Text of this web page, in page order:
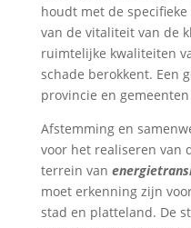
houdt met de
van de vitaliteit van de
ruimtelijke kwaliteiten
schade berokkent. Een
provincie en
Afstemming en
voor het realiseren van
terrein van
moet erkenning zijn
stad en platteland. De